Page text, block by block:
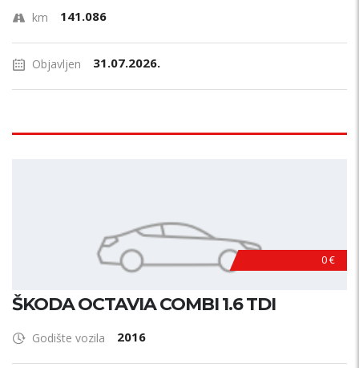
km 141.086
Objavljen 31.07.2026.
0 €
ŠKODA OCTAVIA COMBI 1.6 TDI
Godište vozila 2016